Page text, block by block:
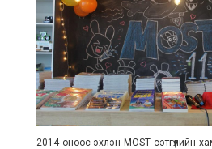
2014 оноос эхлэн MOST сэтгүүлийн